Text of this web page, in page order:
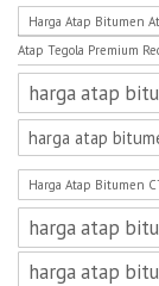
Harga Atap Bitumen
Atap Tegola Premium
harga atap
harga atap
Harga Atap Bitumen
harga atap
harga atap